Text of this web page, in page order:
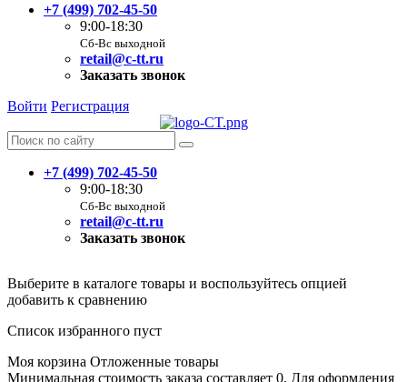
+7 (499) 702-45-50
9:00-18:30
Сб-Вс выходной
retail@c-tt.ru
Заказать звонок
Войти Регистрация
+7 (499) 702-45-50
9:00-18:30
Сб-Вс выходной
retail@c-tt.ru
Заказать звонок
Выберите в каталоге товары и воспользуйтесь опцией
добавить к сравнению
Список избранного пуст
Моя корзина Отложенные товары
Минимальная стоимость заказа составляет 0. Для оформления